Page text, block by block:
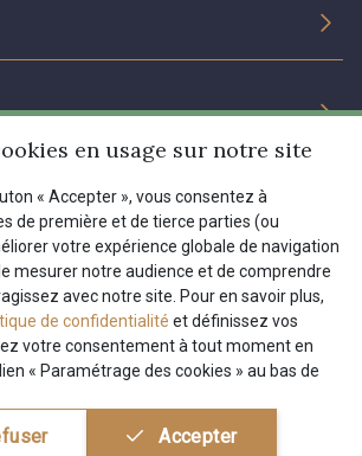
Belgique, International
fréquentes
FR EN
de vente
Politique de confidentialité
BE 0772 618 163
en usage sur notre site
« Accepter », vous consentez à
de première et de tierce parties (ou
votre expérience globale de navigation
mesurer notre audience et de comprendre
avec notre site. Pour en savoir plus,
de confidentialité et définissez vos
votre consentement à tout moment en
« Paramétrage des cookies » au bas de
Accepter